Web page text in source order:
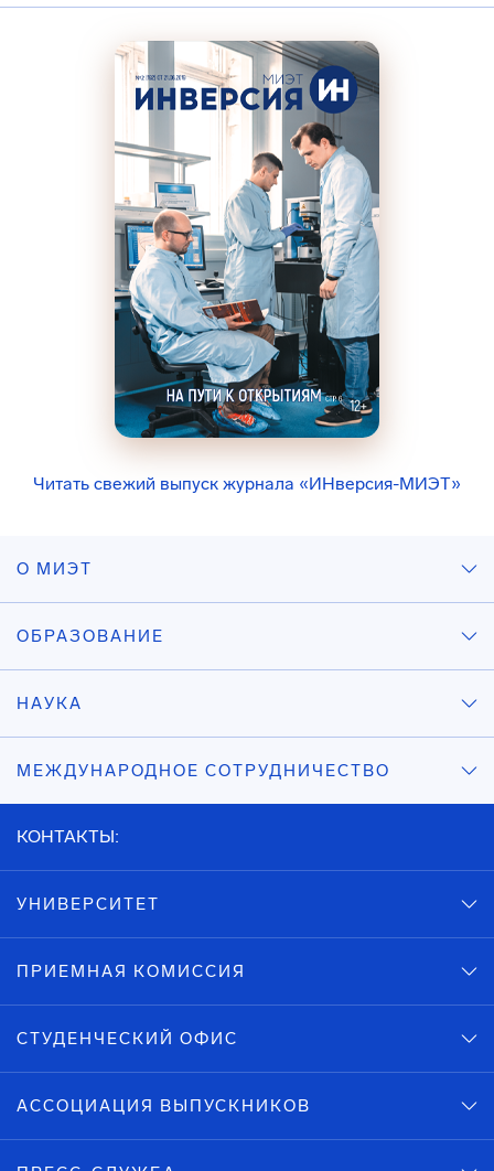
Читать свежий выпуск журнала «ИНверсия-МИЭТ»
О МИЭТ
ОБРАЗОВАНИЕ
НАУКА
МЕЖДУНАРОДНОЕ СОТРУДНИЧЕСТВО
КОНТАКТЫ:
УНИВЕРСИТЕТ
ПРИЕМНАЯ КОМИССИЯ
СТУДЕНЧЕСКИЙ ОФИС
АССОЦИАЦИЯ ВЫПУСКНИКОВ